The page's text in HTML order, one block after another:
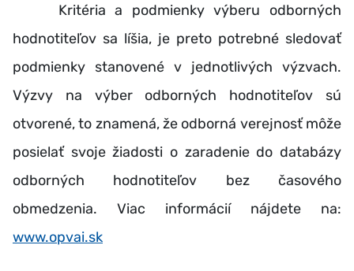
Kritéria a podmienky výberu odborných
hodnotiteľov sa líšia, je preto potrebné sledovať
podmienky stanovené v jednotlivých výzvach.
Výzvy na výber odborných hodnotiteľov sú
otvorené, to znamená, že odborná verejnosť môže
posielať svoje žiadosti o zaradenie do databázy
odborných hodnotiteľov bez časového
obmedzenia. Viac informácií nájdete na:
www.opvai.sk